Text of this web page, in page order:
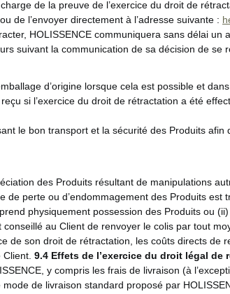
charge de la preuve de l’exercice du droit de
de l’envoyer directement à l’adresse suivante :
HOLISSENCE communiquera sans délai un
suivant la communication de sa décision de se
d’origine lorsque cela est possible et
si l’exercice du droit de rétractation a été
le bon transport et la sécurité des Produits afin
des Produits résultant de manipulations
perte ou d’endommagement des Produits
physiquement possession des Produits ou
au Client de renvoyer le colis par tout
de son droit de rétractation, les coûts directs
9.4 Effets de l’exercice du droit légal de
y compris les frais de livraison (à
de livraison standard proposé par